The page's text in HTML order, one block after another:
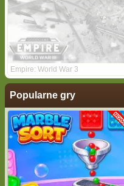
Empire: World War 3
Popularne gry